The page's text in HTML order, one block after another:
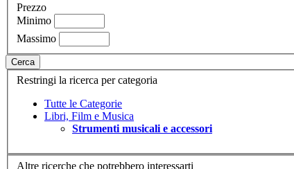
Prezzo
Minimo
Massimo
Cerca
Restringi la ricerca per categoria
Tutte le Categorie
Libri, Film e Musica
Strumenti musicali e accessori
Altre ricerche che potrebbero interessarti